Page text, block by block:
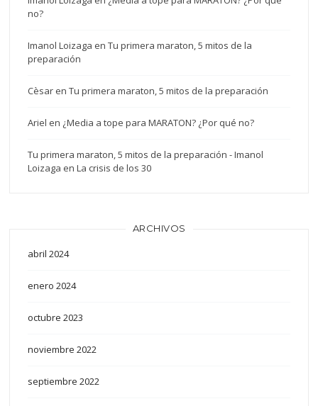
no?
Imanol Loizaga enTu primera maraton, 5 mitos de la
preparación
Cèsar enTu primera maraton, 5 mitos de la preparación
Ariel en ¿Media a tope para MARATON? ¿Por qué no?
Tu primera maraton, 5 mitos de la preparación - Imanol
Loizaga enLa crisis de los 30
ARCHIVOS
abril 2024
enero 2024
octubre 2023
noviembre 2022
septiembre 2022